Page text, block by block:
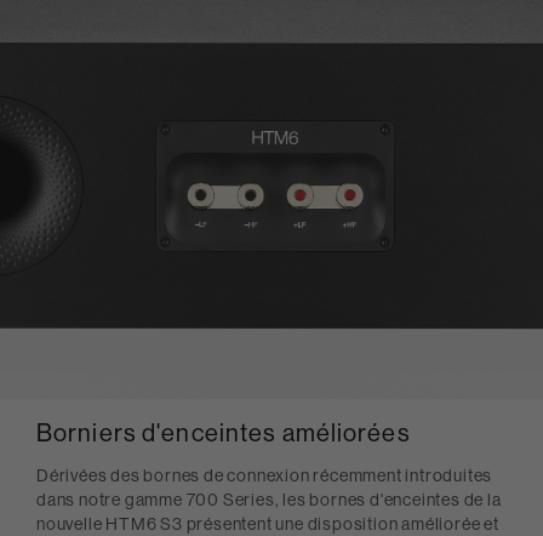
Borniers d'enceintes améliorées
Dérivées des bornes de connexion récemment introduites
dans notre gamme 700 Series, les bornes d'enceintes de la
nouvelle HTM6 S3 présentent une disposition améliorée et